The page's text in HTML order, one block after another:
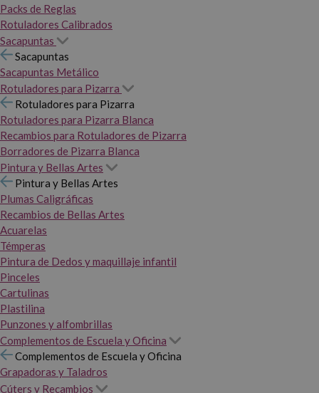
Packs de Reglas
Rotuladores Calibrados
Sacapuntas
Sacapuntas
Sacapuntas Metálico
Rotuladores para Pizarra
Rotuladores para Pizarra
Rotuladores para Pizarra Blanca
Recambios para Rotuladores de Pizarra
Borradores de Pizarra Blanca
Pintura y Bellas Artes
Pintura y Bellas Artes
Plumas Caligráficas
Recambios de Bellas Artes
Acuarelas
Témperas
Pintura de Dedos y maquillaje infantil
Pinceles
Cartulinas
Plastilina
Punzones y alfombrillas
Complementos de Escuela y Oficina
Complementos de Escuela y Oficina
Grapadoras y Taladros
Cúters y Recambios